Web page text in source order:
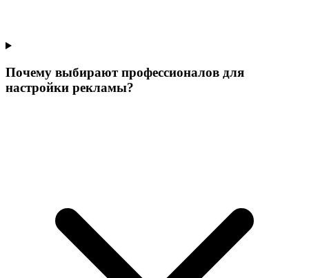
Почему выбирают профессионалов для
настройки рекламы?